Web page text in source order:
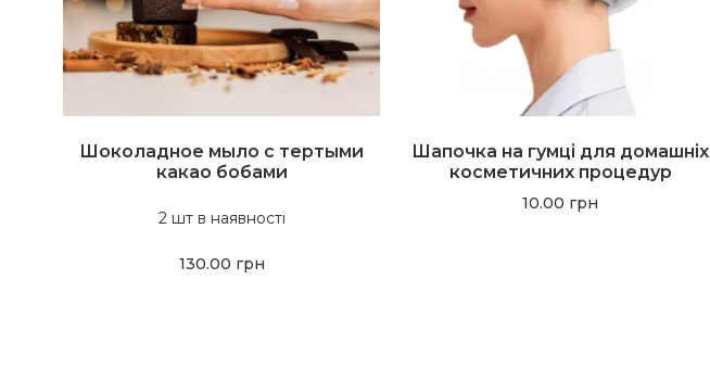
Шоколадное мыло с тертыми
какао бобами
2 шт в наявності
130.00 грн
Шапочка на гумці для домашніх
косметичних процедур
10.00 грн